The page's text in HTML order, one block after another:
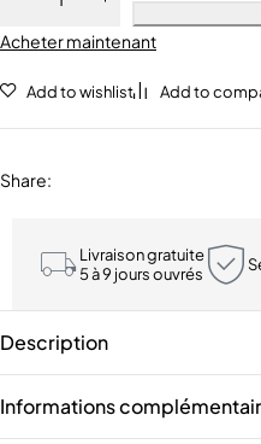
Acheter maintenant
Add to wishlist Add to
Share:
Livraison gratuite
5 à 9 jours ouvrés
Description
Informations